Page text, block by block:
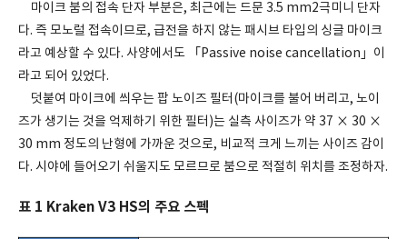
마이크 붐의 접속 단자 부분은, 최근에는 드문 3.5 mm2극미니 단자
다. 즉 모노럴 접속이므로, 급전을 하지 않는 패시브 타입의 싱글 마이크
라고 예상할 수 있다. 사양에서도 「Passive noise cancellation」이
라고 되어 있었다.
덧붙여 마이크에 씌우는 팝 노이즈 필터(마이크를 불어 버리고, 노이
즈가 생기는 것을 억제하기 위한 필터)는 실측 사이즈가 약 37 × 30 ×
30 mm 정도의 난형에 가까운 것으로, 비교적 크게 느끼는 사이즈 감이
다. 시야에 들어오기 쉬울지도 모르므로 붐으로 적절히 위치를 조정하자.
표 1 Kraken V3 HS의 주요 스펙